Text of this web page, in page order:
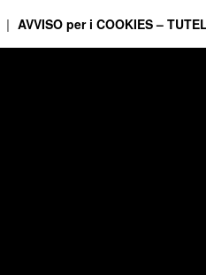
AVVISO per i COOKIES –